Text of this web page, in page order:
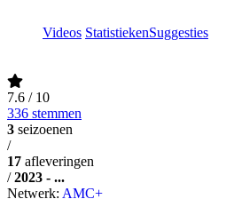
Videos StatistiekenSuggesties
7.6 / 10
336 stemmen
3 seizoenen
/
17 afleveringen
/ 2023 - ...
Netwerk: AMC+